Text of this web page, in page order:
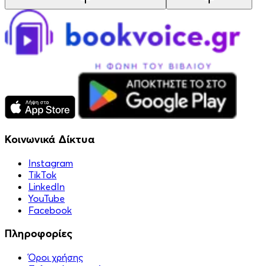
Κοινωνικά Δίκτυα
Instagram
TikTok
LinkedIn
YouTube
Facebook
Πληροφορίες
Όροι χρήσης